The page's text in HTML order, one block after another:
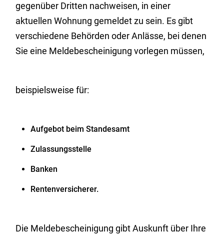
gegenüber Dritten nachweisen, in einer
aktuellen Wohnung gemeldet zu sein. Es gibt
verschiedene Behörden oder Anlässe, bei denen
Sie eine Meldebescheinigung vorlegen müssen,
beispielsweise für:
Aufgebot beim Standesamt
Zulassungsstelle
Banken
Rentenversicherer.
Die Meldebescheinigung gibt Auskunft über Ihre